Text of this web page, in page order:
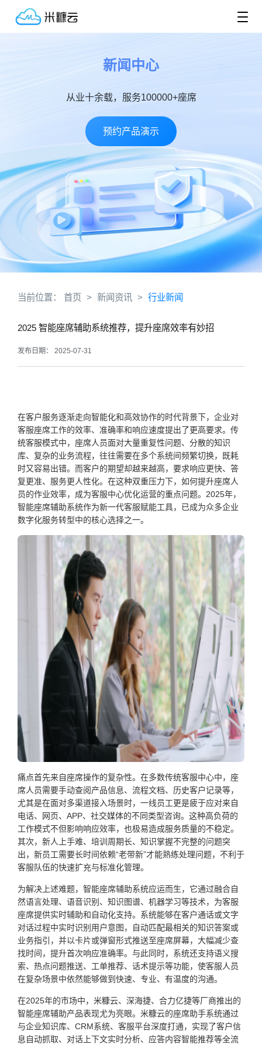
新闻中心
从业十余载，服务100000+座席
预约产品演示
当前位置： 首页 > 新闻资讯 > 行业新闻
2025 智能座席辅助系统推荐，提升座席效率有妙招​
发布日期： 2025-07-31
在客户服务逐渐走向智能化和高效协作的时代背景下，企业对
客服座席工作的效率、准确率和响应速度提出了更高要求。传
统客服模式中，座席人员面对大量重复性问题、分散的知识
库、复杂的业务流程，往往需要在多个系统间频繁切换，既耗
时又容易出错。而客户的期望却越来越高，要求响应更快、答
复更准、服务更人性化。在这种双重压力下，如何提升座席人
员的作业效率，成为客服中心优化运营的重点问题。2025年，
智能座席辅助系统作为新一代客服赋能工具，已成为众多企业
数字化服务转型中的核心选择之一。
痛点首先来自座席操作的复杂性。在多数传统客服中心中，座
席人员需要手动查阅产品信息、流程文档、历史客户记录等，
尤其是在面对多渠道接入场景时，一线员工更是疲于应对来自
电话、网页、APP、社交媒体的不同类型咨询。这种高负荷的
工作模式不但影响响应效率，也极易造成服务质量的不稳定。
其次，新人上手难、培训周期长、知识掌握不完整的问题突
出，新员工需要长时间依赖“老带新”才能熟练处理问题，不利于
客服队伍的快速扩充与标准化管理。
为解决上述难题，智能座席辅助系统应运而生，它通过融合自
然语言处理、语音识别、知识图谱、机器学习等技术，为客服
座席提供实时辅助和自动化支持。系统能够在客户通话或文字
对话过程中实时识别用户意图，自动匹配最相关的知识答案或
业务指引，并以卡片或弹窗形式推送至座席屏幕，大幅减少查
找时间，提升首次响应准确率。与此同时，系统还支持语义搜
索、热点问题推送、工单推荐、话术提示等功能，使客服人员
在复杂场景中依然能够做到快速、专业、有温度的沟通。
在2025年的市场中，米糠云、深海捷、合力亿捷等厂商推出的
智能座席辅助产品表现尤为亮眼。米糠云的座席助手系统通过
与企业知识库、CRM系统、客服平台深度打通，实现了客户信
息自动抓取、对话上下文实时分析、应答内容智能推荐等全流